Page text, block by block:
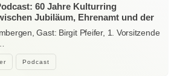
Podcast
60 Jahre Kulturring
Jubiläum, Ehrenamt und der
Gast: Birgit Pfeifer, 1. Vorsitzende